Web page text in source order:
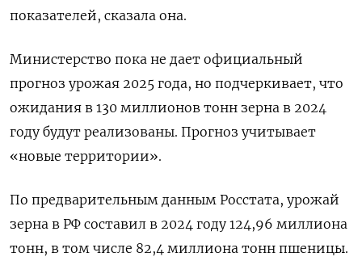
показателей, сказала она.
Министерство пока не дает официальный
прогноз урожая 2025 года, но подчеркивает, что
ожидания в 130 миллионов тонн зерна в 2024
году будут реализованы. Прогноз учитывает
«новые территории».
По предварительным данным Росстата, урожай
зерна в РФ составил в 2024 году 124,96 миллиона
тонн, в том числе 82,4 миллиона тонн пшеницы.